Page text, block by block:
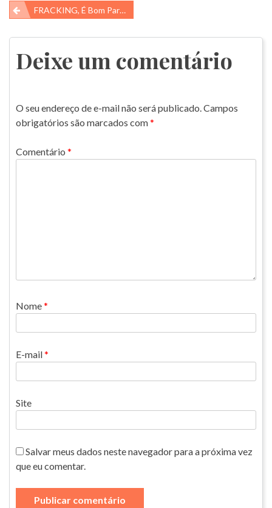
Navegação
de
Post
FRACKING, É Bom Para Quem?
Deixe um comentário
O seu endereço de e-mail não será publicado.Campos
obrigatórios são marcados com*
Comentário *
Nome*
E-mail*
Site
Salvar meus dados neste navegador para a próxima vez
que eu comentar.